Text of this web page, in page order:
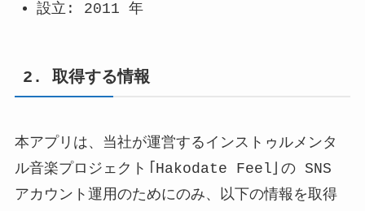
設立: 2011 年
2. 取得する情報
本アプリは、当社が運営するインストゥルメンタ
ル音楽プロジェクト「Hakodate Feel」の SNS
アカウント運用のためにのみ、以下の情報を取得